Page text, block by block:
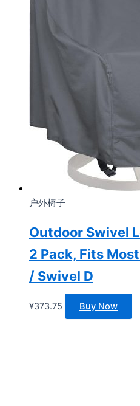
户外椅子
Outdoor Swivel
2 Pack, Fits
/ Swivel D
¥373.75 Buy Now